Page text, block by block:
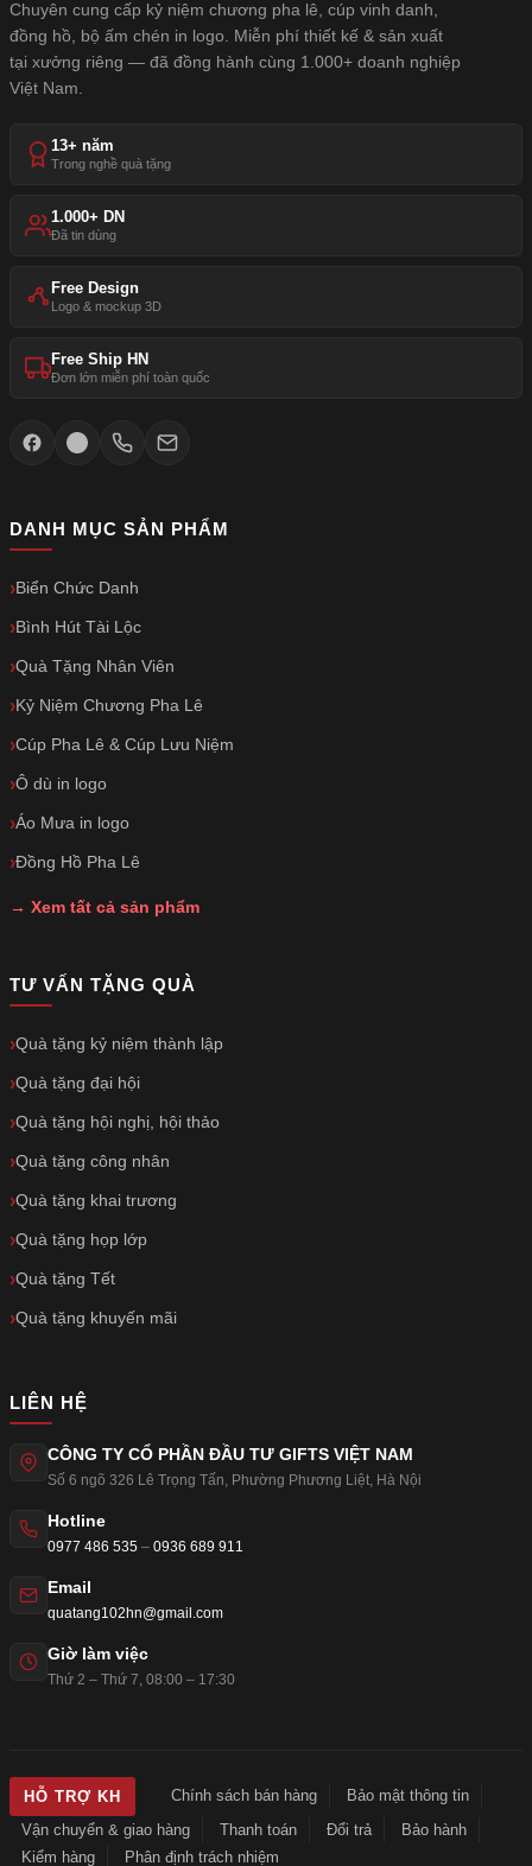
Chuyên cung cấp kỷ niệm chương pha lê, cúp vinh danh,
đồng hồ, bộ ấm chén in logo. Miễn phí thiết kế & sản xuất
tại xưởng riêng — đã đồng hành cùng 1.000+ doanh nghiệp
Việt Nam.
13+ năm
Trong nghề quà tặng
1.000+ DN
Đã tin dùng
Free Design
Logo & mockup 3D
Free Ship HN
Đơn lớn miễn phí toàn quốc
DANH MỤC SẢN PHẨM
Biển Chức Danh
Bình Hút Tài Lộc
Quà Tặng Nhân Viên
Kỷ Niệm Chương Pha Lê
Cúp Pha Lê & Cúp Lưu Niệm
Ô dù in logo
Áo Mưa in logo
Đồng Hồ Pha Lê
→ Xem tất cả sản phẩm
TƯ VẤN TẶNG QUÀ
Quà tặng kỷ niệm thành lập
Quà tặng đại hội
Quà tặng hội nghị, hội thảo
Quà tặng công nhân
Quà tặng khai trương
Quà tặng họp lớp
Quà tặng Tết
Quà tặng khuyến mãi
LIÊN HỆ
CÔNG TY CỔ PHẦN ĐẦU TƯ GIFTS VIỆT NAM
Số 6 ngõ 326 Lê Trọng Tấn, Phường Phương Liệt, Hà Nội
Hotline
0977 486 535 – 0936 689 911
Email
quatang102hn@gmail.com
Giờ làm việc
Thứ 2 – Thứ 7, 08:00 – 17:30
HỖ TRỢ KH Chính sách bán hàng
Bảo mật thông tin
Vận chuyển & giao hàng
Thanh toán Đổi trả
Bảo hành
Kiểm hàng
Phân định trách nhiệm